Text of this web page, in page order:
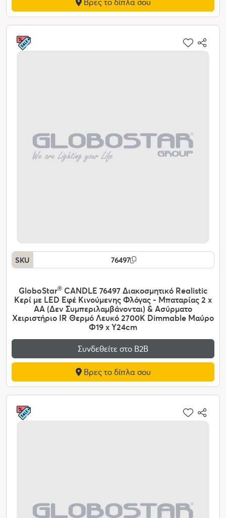
SKU 76497
GloboStar®CANDLE 76497 Διακοσμητικό Realistic
Κερί με LED Εφέ Κινούμενης Φλόγας - Μπαταρίας 2 x
AA (Δεν Συμπεριλαμβάνονται) & Ασύρματο
Χειριστήριο IR Θερμό Λευκό 2700K Dimmable Μαύρο
Φ19 x Υ24cm
Συνδεθείτε στο Β2Β
Βρες το δίπλα σου